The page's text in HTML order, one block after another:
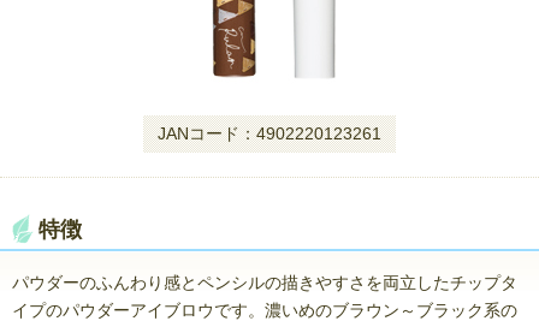
JANコード：4902220123261
特徴
パウダーのふんわり感とペンシルの描きやすさを両立したチップタ
イプのパウダーアイブロウです。濃いめのブラウン～ブラック系の